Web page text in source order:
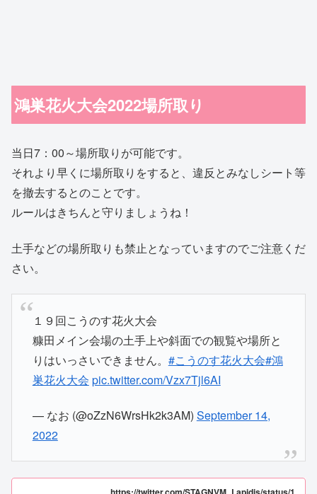
鴻巣花火大会2022場所取り
当日7：00～場所取りが可能です。
それより早くに場所取りをすると、違反とみなしシート等
を撤去するとのことです。
ルールはきちんと守りましょうね！
土手などの場所取りも禁止となっていますのでご注意くだ
さい。
１９回こうのす花火大会
糠田メイン会場の土手上や斜面での観覧や場所と
りはいっさいできません。 #こうのす花火大会#鴻
巣花火大会 pic.twitter.com/Vzx7Tjl6AI
— なお (@oZzN6WrsHk2k3AM) September 14,
2022